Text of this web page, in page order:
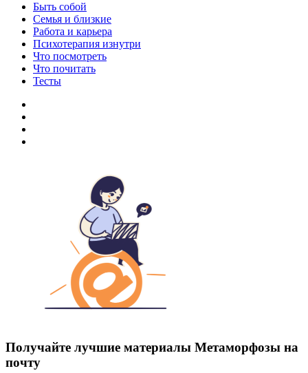
Быть собой
Семья и близкие
Работа и карьера
Психотерапия изнутри
Что посмотреть
Что почитать
Тесты
Получайте лучшие материалы Метаморфозы на
почту